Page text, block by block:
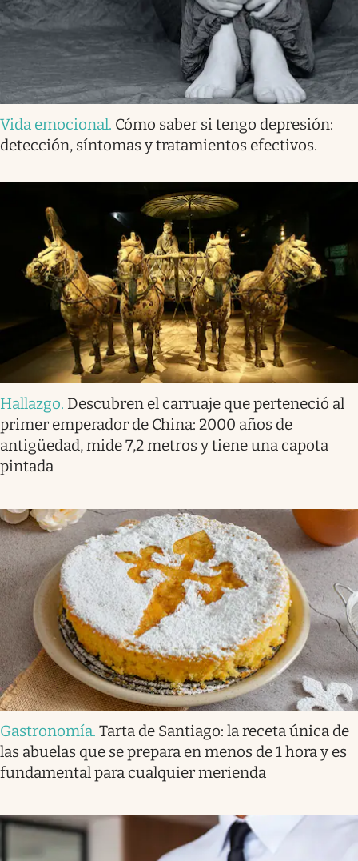
Vida emocional. Cómo saber si tengo depresión:
detección, síntomas y tratamientos efectivos.
Hallazgo. Descubren el carruaje que perteneció al
primer emperador de China: 2000 años de
antigüedad, mide 7,2 metros y tiene una capota
pintada
Gastronomía. Tarta de Santiago: la receta única de
las abuelas que se prepara en menos de 1 hora y es
fundamental para cualquier merienda